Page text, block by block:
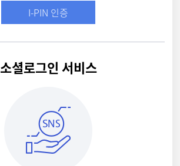
I-PIN 인증
소셜로그인 서비스